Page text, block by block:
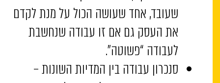
שעובד, אחד שעושה הכול על מנת לקדם
את העסק גם אם זו עבודה שנחשבת
לעבודה “פשוטה”.
סנכרון עבודה בין המדיות השונות –